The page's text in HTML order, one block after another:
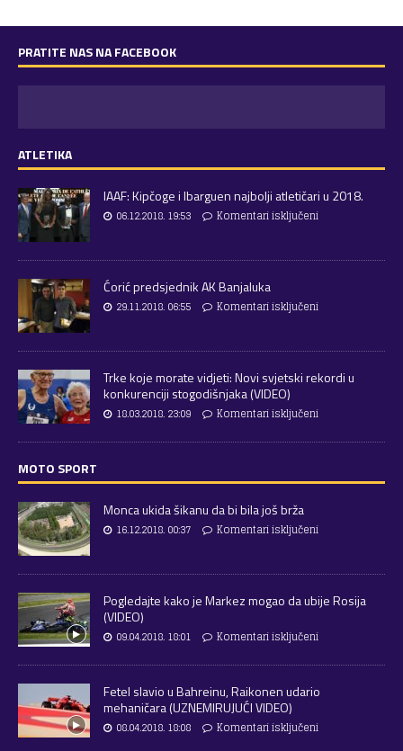
PRATITE NAS NA FACEBOOK
ATLETIKA
IAAF: Kipčoge i Ibarguen najbolji atletičari u 2018.
06.12.2018. 19:53 Komentari isključeni
Ćorić predsjednik AK Banjaluka
29.11.2018. 06:55 Komentari isključeni
Trke koje morate vidjeti: Novi svjetski rekordi u
konkurenciji stogodišnjaka (VIDEO)
18.03.2018. 23:09 Komentari isključeni
MOTO SPORT
Monca ukida šikanu da bi bila još brža
16.12.2018. 00:37 Komentari isključeni
Pogledajte kako je Markez mogao da ubije Rosija
(VIDEO)
09.04.2018. 18:01 Komentari isključeni
Fetel slavio u Bahreinu, Raikonen udario
mehaničara (UZNEMIRUJUĆI VIDEO)
08.04.2018. 18:08 Komentari isključeni